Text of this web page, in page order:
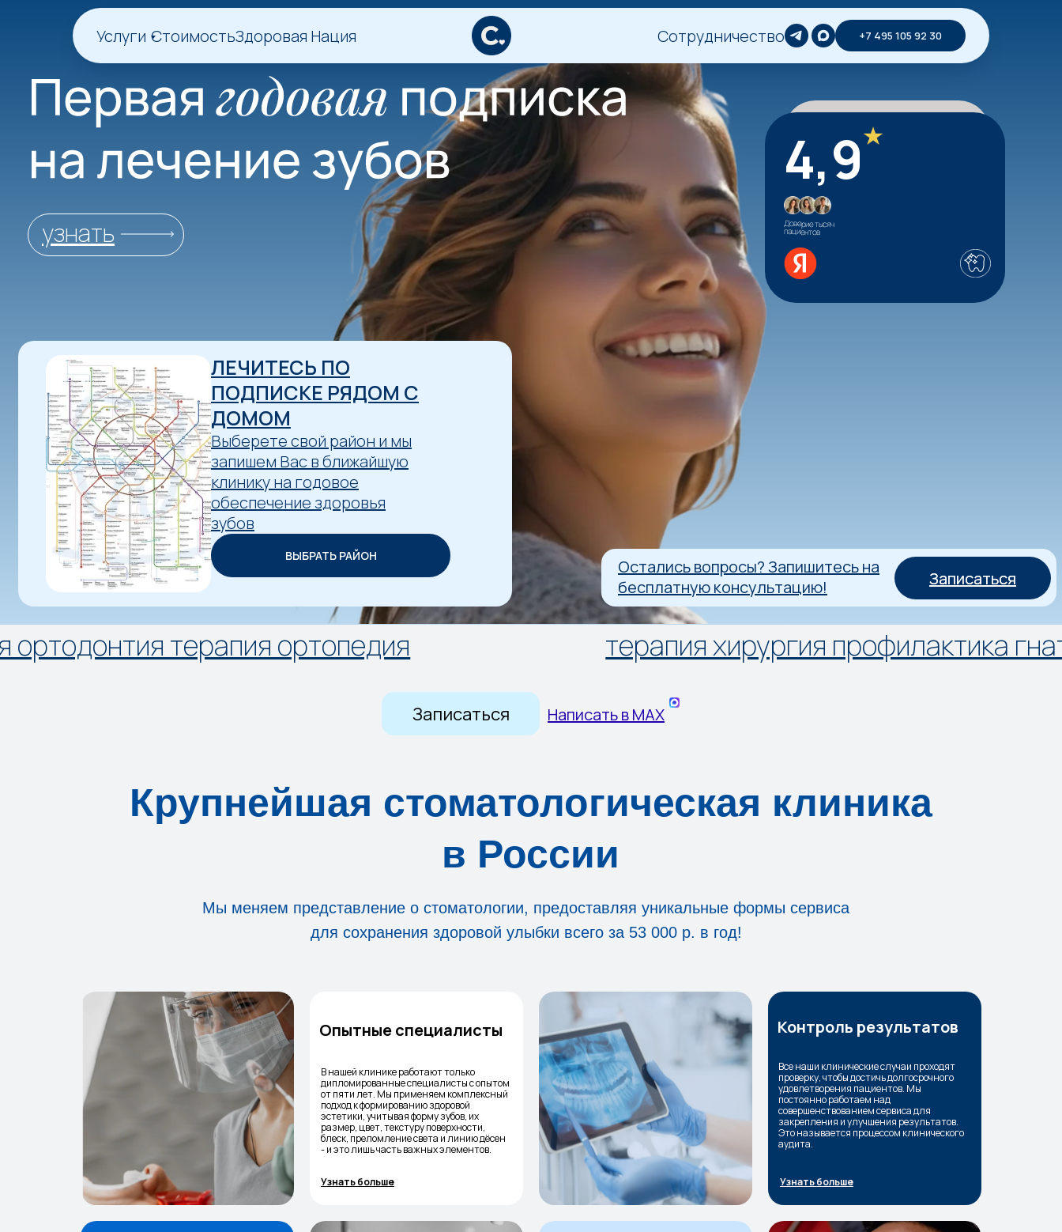
Услуги СтоимостьЗдоровая Нация Сотрудничество +7 495 105 92 30
узнать
Записаться
Записаться
Остались вопросы? Запишитесь на
бесплатную консультацию!
4,9
Доверие тысяч
пациентов
ЛЕЧИТЕСЬ ПО
ПОДПИСКЕ РЯДОМ С
ДОМОМ
Выберете свой район и мы
запишем Вас в ближайшую
клинику на годовое
обеспечение здоровья
зубов
ВЫБРАТЬ РАЙОН
терапия ортопедия терапия хирургия профилактика гнатология
Записаться Написать в МАХ
Крупнейшая стоматологическая клиника
в России
Мы меняем представление о стоматологии, предоставляя уникальные формы сервиса
для сохранения здоровой улыбки всего за 53 000 р. в год!
Все наши клинические случаи проходят
проверку, чтобы достичь долгосрочного
удовлетворения пациентов. Мы
постоянно работаем над
совершенствованием сервиса для
закрепления и улучшения результатов.
Это называется процессом клинического
аудита.
Узнать больше
Контроль результатов
В нашей клинике работают только
дипломированные специалисты с опытом
от пяти лет. Мы применяем комплексный
подход к формированию здоровой
эстетики, учитывая форму зубов, их
размер, цвет, текстуру поверхности,
блеск, преломление света и линию дёсен
- и это лишь часть важных элементов.
Узнать больше
Опытные специалисты